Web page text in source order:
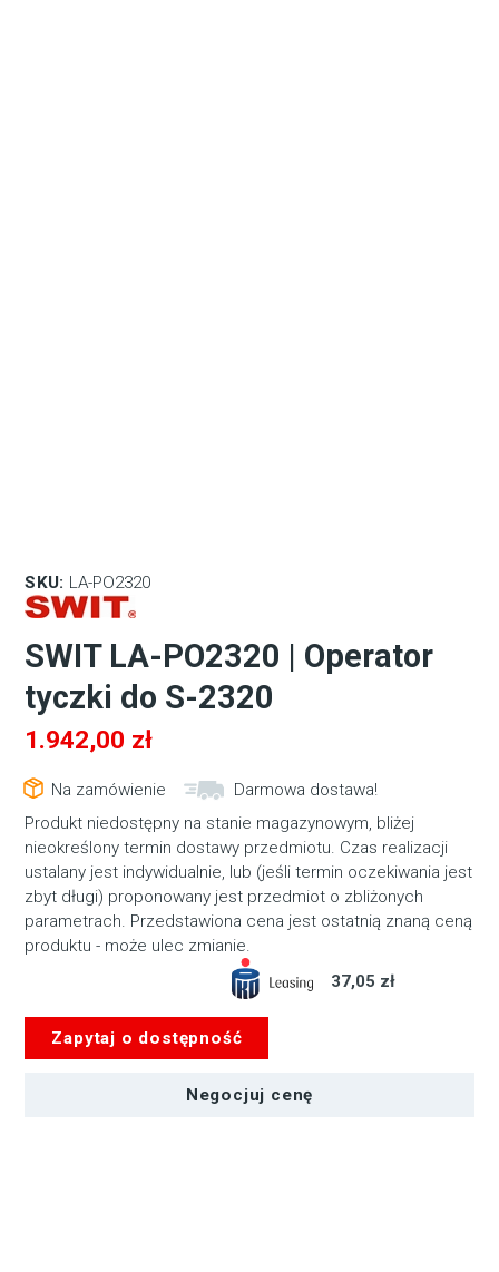
SKU: LA-PO2320
SWIT LA-PO2320 | Operator
tyczki do S-2320
1.942,00 zł
Na zamówienie
Darmowa dostawa!
Produkt niedostępny na stanie magazynowym, bliżej
nieokreślony termin dostawy przedmiotu. Czas realizacji
ustalany jest indywidualnie, lub (jeśli termin oczekiwania jest
zbyt długi) proponowany jest przedmiot o zbliżonych
parametrach. Przedstawiona cena jest ostatnią znaną ceną
produktu - może ulec zmianie.
37,05 zł
Zapytaj o dostępność
Negocjuj cenę